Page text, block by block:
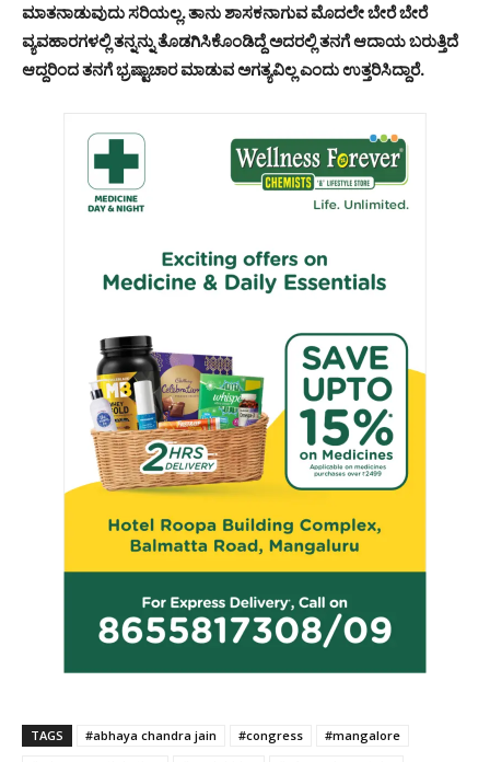
ಮಾತನಾಡುವುದು ಸರಿಯಲ್ಲ. ತಾನು ಶಾಸಕನಾಗುವ ಮೊದಲೇ ಬೇರೆ ಬೇರೆ
ವ್ಯವಹಾರಗಳಲ್ಲಿ ತನ್ನನ್ನು ತೊಡಗಿಸಿಕೊಂಡಿದ್ದೆ ಅದರಲ್ಲಿ ತನಗೆ ಆದಾಯ ಬರುತ್ತಿದೆ
ಆದ್ದರಿಂದ ತನಗೆ ಭ್ರಷ್ಟಾಚಾರ ಮಾಡುವ ಅಗತ್ಯವಿಲ್ಲ ಎಂದು ಉತ್ತರಿಸಿದ್ದಾರೆ.
TAGS #abhaya chandra jain #congress
#mangalore